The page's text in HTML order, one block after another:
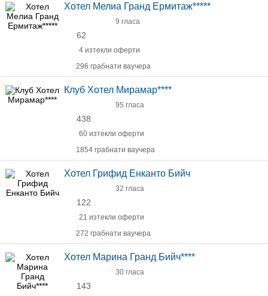
Хотел Мелиа Гранд Ермитаж*****
9 гласа
62
4 изтекли оферти
296 грабнати ваучера
Клуб Хотел Мирамар****
95 гласа
438
60 изтекли оферти
1854 грабнати ваучера
Хотел Грифид Енканто Бийч
32 гласа
122
21 изтекли оферти
272 грабнати ваучера
Хотел Марина Гранд Бийч****
30 гласа
143